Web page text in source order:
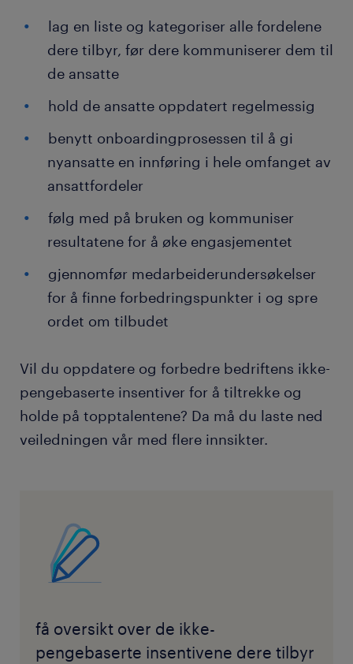
lag en liste og kategoriser alle fordelene
dere tilbyr, før dere kommuniserer dem til
de ansatte
hold de ansatte oppdatert regelmessig
benytt onboardingprosessen til å gi
nyansatte en innføring i hele omfanget av
ansattfordeler
følg med på bruken og kommuniser
resultatene for å øke engasjementet
gjennomfør medarbeiderundersøkelser
for å finne forbedringspunkter i og spre
ordet om tilbudet
Vil du oppdatere og forbedre bedriftens ikke-
pengebaserte insentiver for å tiltrekke og
holde på topptalentene? Da må du laste ned
veiledningen vår med flere innsikter.
få oversikt over de ikke-
pengebaserte insentivene dere tilbyr